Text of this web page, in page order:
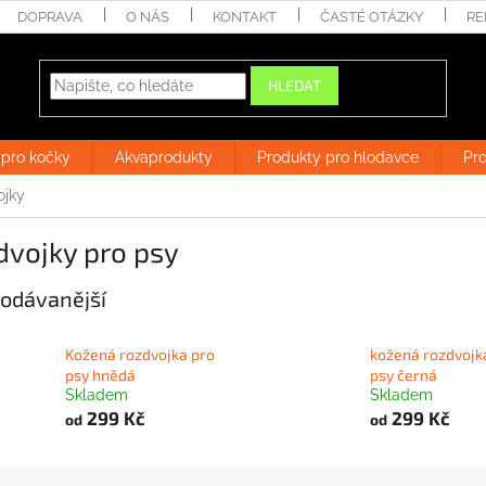
DOPRAVA O NÁS KONTAKT ČASTÉ OTÁZKY
HLEDAT
kočky Akvaprodukty Produkty pro hlodavce
pro psy
Kožená rozdvojka pro
psy hnědá
Skladem
od 299 Kč
kožená
psy černá
Skladem
od299 Kč